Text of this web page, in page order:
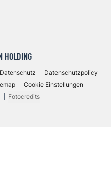
HOLDING
Datenschutzpolicy
Cookie Einstellungen
Fotocredits